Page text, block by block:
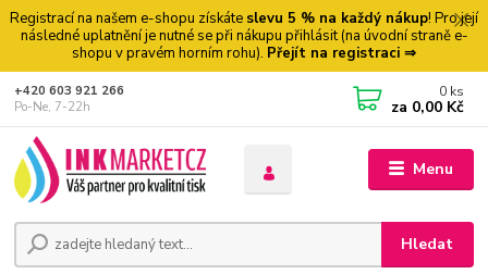
Registrací na našem e-shopu získáte slevu 5 % na každý nákup! Pro její
následné uplatnění je nutné se při nákupu přihlásit (na úvodní straně e-
shopu v pravém horním rohu). Přejít na registraci ⇒
Menu
Hledat
+420 603 921 266
Po-Ne, 7-22h
0 ks
za 0,00 Kč